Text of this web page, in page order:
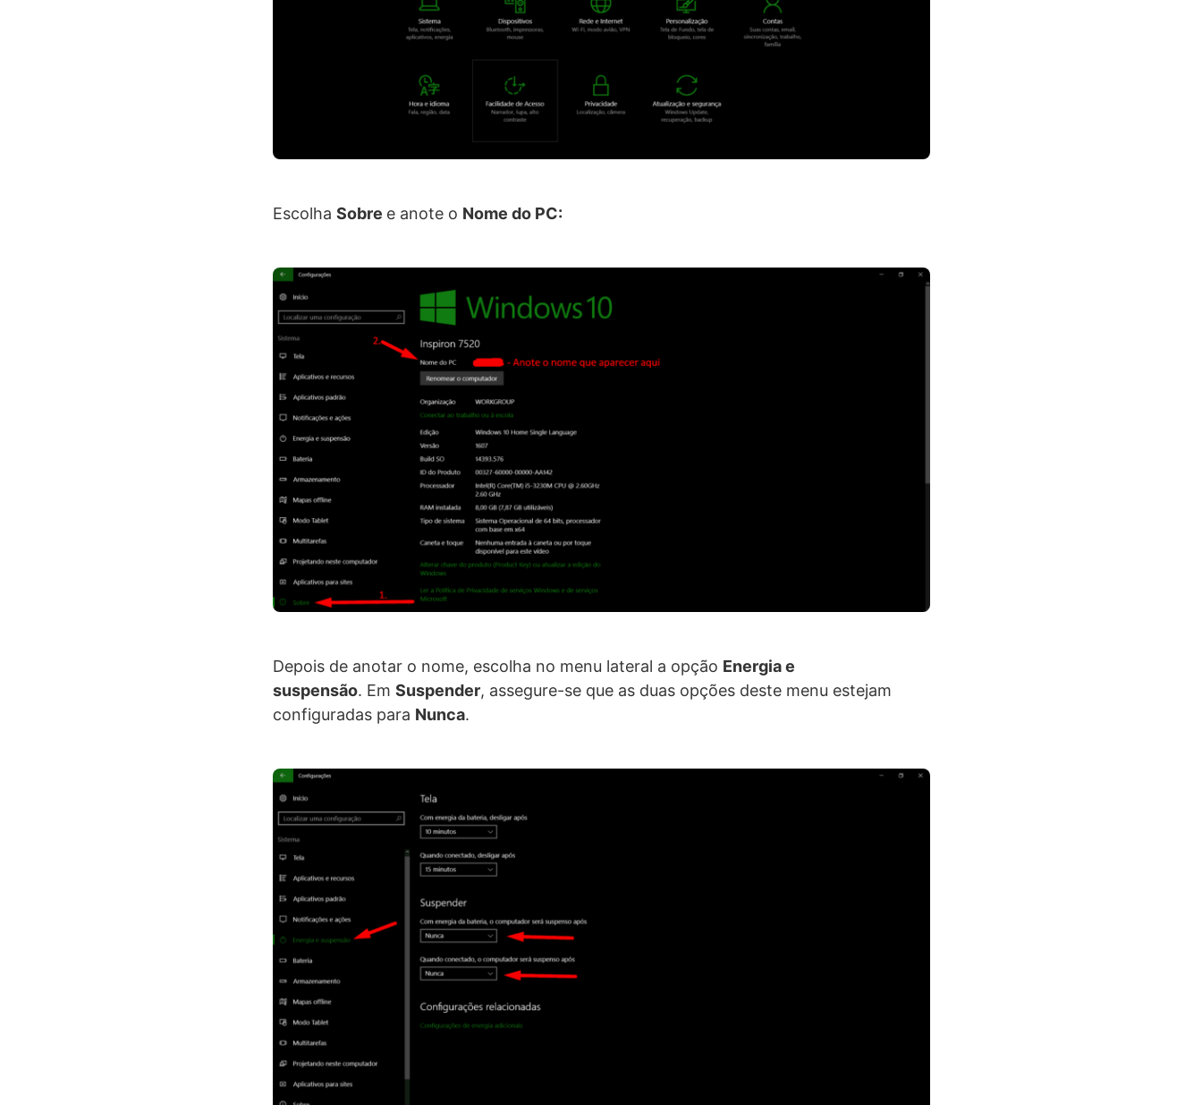
Escolha Sobre e anote o Nome do PC:
Depois de anotar o nome, escolha no menu lateral a opção Energia e
suspensão. Em Suspender, assegure-se que as duas opções deste menu estejam
configuradas para Nunca.